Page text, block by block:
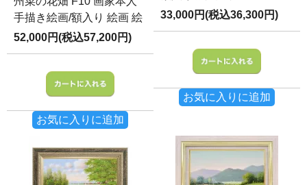
手描き絵画/額入り 絵画 絵
52,000円(税込57,200円)
お気に入りに追加
33,000円(税込36,300円)
お気に入りに追加